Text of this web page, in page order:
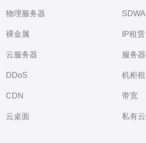
物理服务器
裸金属
云服务器
DDoS
CDN
云桌面
IP租赁
服务
机柜
带宽
私有